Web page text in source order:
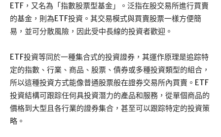
ETF，又名為「指數股票型基金」。泛指在股交易所進行買賣
的基金，則為ETF投資。其交易模式與買賣股票一樣方便簡
易，並可分散風險，因此受中長線的投資者歡迎。
ETF投資等同於一種集合式的投資證券，其運作原理是追踪特
定的指數、行業、商品、股票、債券或多種投資類型的組合，
所以這種投資方式能像普通股票般在證券交易所內買賣。ETF
投資結構可跟踪任何具投資潛力的產品和服務，從單個商品的
價格到大型且各行業的證券集合，甚至可以跟踪特定的投資策
略。